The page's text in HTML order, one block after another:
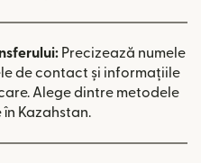
Precizează numele
de contact și informațiile
Alege dintre metodele
Kazahstan.